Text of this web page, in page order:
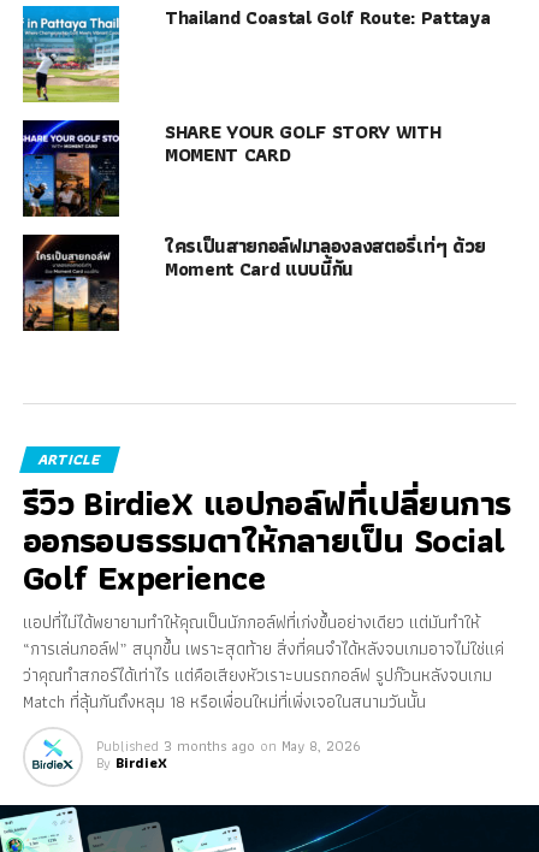
Thailand Coastal Golf Route: Pattaya
SHARE YOUR GOLF STORY WITH
MOMENT CARD
ใครเป็นสายกอล์ฟมาลองลงสตอรี่เท่ๆ ด้วย
Moment Card แบบนี้กัน
ARTICLE
รีวิว BirdieX แอปกอล์ฟที่เปลี่ยนการ
ออกรอบธรรมดาให้กลายเป็น Social
Golf Experience
แอปที่ไม่ได้พยายามทำให้คุณเป็นนักกอล์ฟที่เก่งขึ้นอย่างเดียว แต่มันทำให้
“การเล่นกอล์ฟ” สนุกขึ้น เพราะสุดท้าย สิ่งที่คนจำได้หลังจบเกมอาจไม่ใช่แค่
ว่าคุณทำสกอร์ได้เท่าไร แต่คือเสียงหัวเราะบนรถกอล์ฟ รูปก๊วนหลังจบเกม
Match ที่ลุ้นกันถึงหลุม 18 หรือเพื่อนใหม่ที่เพิ่งเจอในสนามวันนั้น
Published 3 months ago on May 8, 2026
By BirdieX